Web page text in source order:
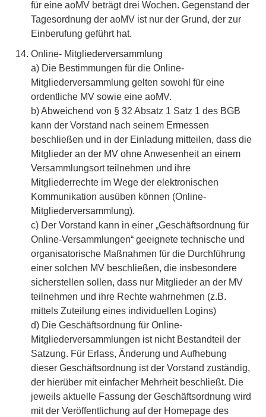
für eine aoMV beträgt drei Wochen. Gegenstand der
Tagesordnung der aoMV ist nur der Grund, der zur
Einberufung geführt hat.
Online- Mitgliederversammlung
a) Die Bestimmungen für die Online-
Mitgliederversammlung gelten sowohl für eine
ordentliche MV sowie eine aoMV.
b) Abweichend von § 32 Absatz 1 Satz 1 des BGB
kann der Vorstand nach seinem Ermessen
beschließen und in der Einladung mitteilen, dass die
Mitglieder an der MV ohne Anwesenheit an einem
Versammlungsort teilnehmen und ihre
Mitgliederrechte im Wege der elektronischen
Kommunikation ausüben können (Online-
Mitgliederversammlung).
c) Der Vorstand kann in einer „Geschäftsordnung für
Online-Versammlungen“ geeignete technische und
organisatorische Maßnahmen für die Durchführung
einer solchen MV beschließen, die insbesondere
sicherstellen sollen, dass nur Mitglieder an der MV
teilnehmen und ihre Rechte wahrnehmen (z.B.
mittels Zuteilung eines individuellen Logins)
d) Die Geschäftsordnung für Online-
Mitgliederversammlungen ist nicht Bestandteil der
Satzung. Für Erlass, Änderung und Aufhebung
dieser Geschäftsordnung ist der Vorstand zuständig,
der hierüber mit einfacher Mehrheit beschließt. Die
jeweils aktuelle Fassung der Geschäftsordnung wird
mit der Veröffentlichung auf der Homepage des